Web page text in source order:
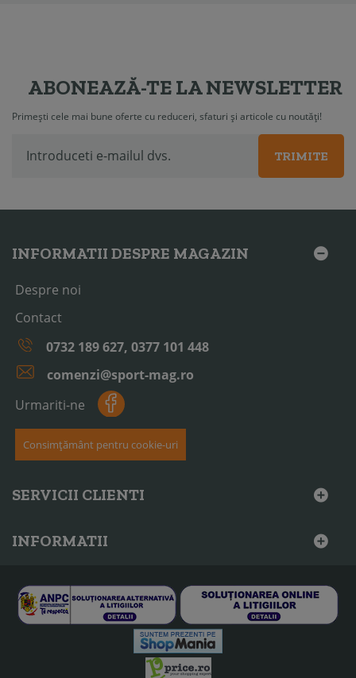
ABONEAZĂ-TE LA NEWSLETTER
Primești cele mai bune oferte cu reduceri, sfaturi și articole cu noutăți!
TRIMITE
INFORMATII DESPRE MAGAZIN
Despre noi
Contact
0732 189 627, 0377 101 448
comenzi@sport-mag.ro
Urmariti-ne
Consimțământ pentru cookie-uri
SERVICII CLIENTI
INFORMATII